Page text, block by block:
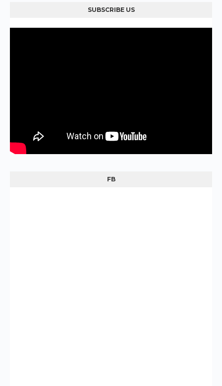
SUBSCRIBE US
FB